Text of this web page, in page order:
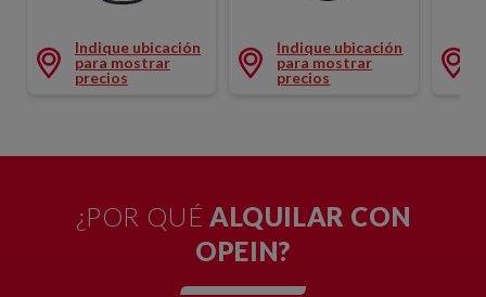
Indique ubicación
para mostrar
precios
Indique ubicación
para mostrar
precios
¿POR QUÉALQUILAR CON
OPEIN?